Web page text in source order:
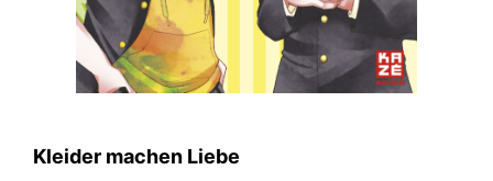
Kleider machen Liebe